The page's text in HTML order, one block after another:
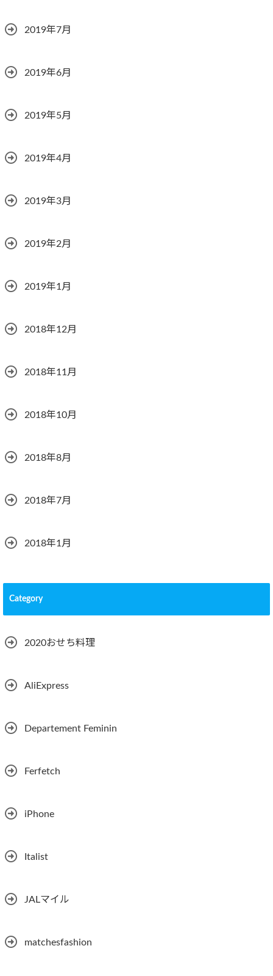
2019年7月
2019年6月
2019年5月
2019年4月
2019年3月
2019年2月
2019年1月
2018年12月
2018年11月
2018年10月
2018年8月
2018年7月
2018年1月
Category
2020おせち料理
AliExpress
Departement Feminin
Ferfetch
iPhone
Italist
JALマイル
matchesfashion